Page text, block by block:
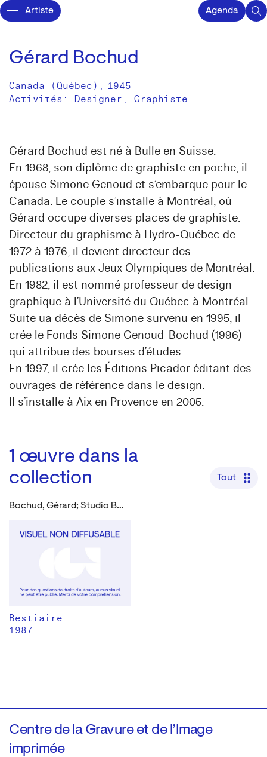
Artiste Agenda
Gérard Bochud
Canada (Québec) , 1945
Activités: Designer Graphiste
Gérard Bochud est né à Bulle en Suisse.
En 1968, son diplôme de graphiste en poche, il
épouse Simone Genoud et s’embarque pour le
Canada. Le couple s’installe à Montréal, où
Gérard occupe diverses places de graphiste.
Directeur du graphisme à Hydro-Québec de
1972 à 1976, il devient directeur des
publications aux Jeux Olympiques de Montréal.
En 1982, il est nommé professeur de design
graphique à l’Université du Québec à Montréal.
Suite ua décès de Simone survenu en 1995, il
crée le Fonds Simone Genoud-Bochud (1996)
qui attribue des bourses d’études.
En 1997, il crée les Éditions Picador éditant des
ouvrages de référence dans le design.
Il s’installe à Aix en Provence en 2005.
1 œuvre dans la
collection
Tout
Bochud, Gérard; Studio Bretelle
Bestiaire
1987
Centre de la Gravure et de l’Image
imprimée